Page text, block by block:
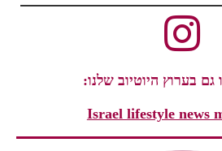
גם בערוץ היוטיוב שלנו:
Israel lifestyle news